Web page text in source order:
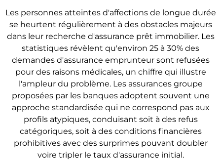
Les personnes atteintes d'affections de longue durée
se heurtent régulièrement à des obstacles majeurs
dans leur recherche d'assurance prêt immobilier. Les
statistiques révèlent qu'environ 25 à 30% des
demandes d'assurance emprunteur sont refusées
pour des raisons médicales, un chiffre qui illustre
l'ampleur du problème. Les assurances groupe
proposées par les banques adoptent souvent une
approche standardisée qui ne correspond pas aux
profils atypiques, conduisant soit à des refus
catégoriques, soit à des conditions financières
prohibitives avec des surprimes pouvant doubler
voire tripler le taux d'assurance initial.